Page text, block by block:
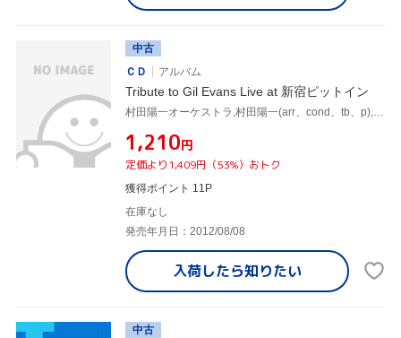
中古
ＣＤ
アルバム
Tribute to Gil Evans Live at 新宿ピットイン
¥1,210円
定価より1,409円（53%）おトク
獲得ポイント 11P
在庫なし
発売年月日：2012/08/08
入荷したら知りたい
中古